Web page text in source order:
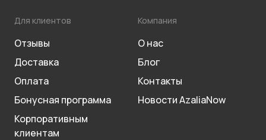
Для клиентов
Отзывы
Доставка
Оплата
Бонусная программа
Корпоративным
клиентам
Компания
О нас
Блог
Контакты
Новости AzaliaNow